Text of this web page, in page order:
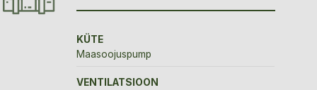
KÜTE
Maasoojuspump
VENTILATSIOON